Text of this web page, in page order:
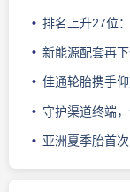
排名上升27位：
新能源配套再
佳通轮胎携手仰
守护渠道终端，
亚洲夏季胎首